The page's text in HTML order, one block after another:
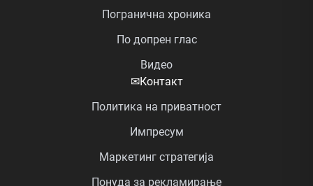
Погранична хроника
По допрен глас
Видео
✉Контакт
Политика на приватност
Импресум
Маркетинг стратегија
Понуда за рекламирање